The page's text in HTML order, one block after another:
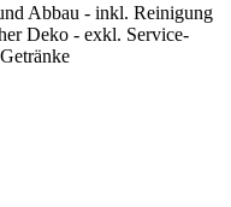
Abbau - inkl. Reinigung
Deko - exkl. Service-